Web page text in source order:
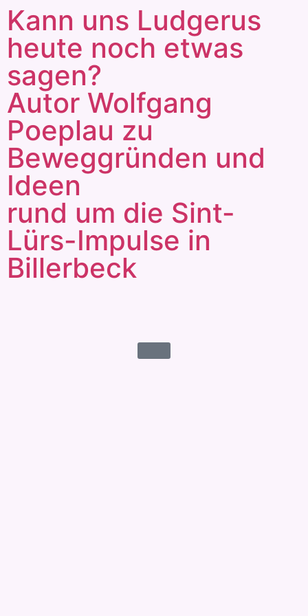
Kann uns Ludgerus
heute noch etwas
sagen?
Autor Wolfgang
Poeplau zu
Beweggründen und
Ideen
rund um die Sint-
Lürs-Impulse in
Billerbeck